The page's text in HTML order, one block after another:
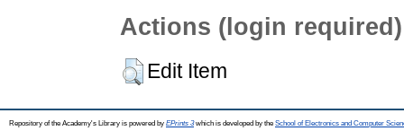
Actions (login required)
Edit Item
Repository of the Academy's Library is powered by EPrints 3which is developed by the School of Electronics and Computer